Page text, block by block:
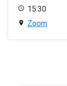
15:30
Zoom